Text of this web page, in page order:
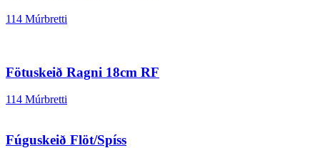
114 Múrbretti
Fötuskeið Ragni 18cm RF
114 Múrbretti
Fúguskeið Flöt/Spíss